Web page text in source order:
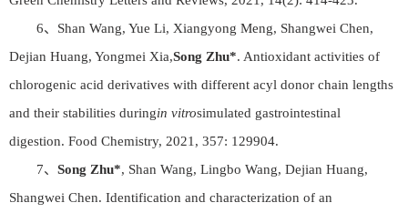
6、Shan Wang, Yue Li, Xiangyong Meng, Shangwei Chen,
Dejian Huang, Yongmei Xia,Song Zhu*. Antioxidant activities of
chlorogenic acid derivatives with different acyl donor chain lengths
and their stabilities duringin vitrosimulated gastrointestinal
digestion. Food Chemistry, 2021, 357: 129904.
7、 Song Zhu*, Shan Wang, Lingbo Wang, Dejian Huang,
Shangwei Chen. Identification and characterization of an